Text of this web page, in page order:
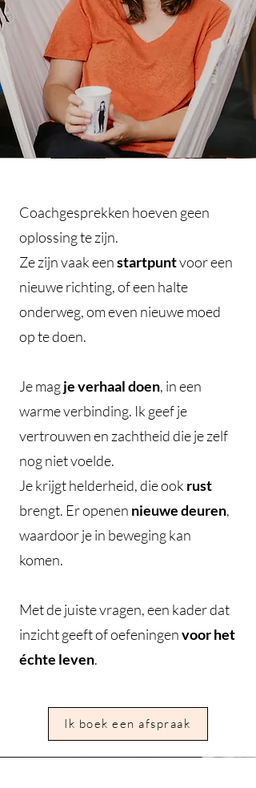
Coachgesprekken hoeven geen
oplossing te zijn.
Ze zijn vaak eenstartpuntvoor een
nieuwe richting, of een halte
onderweg, om even nieuwe moed
op te doen.
Je magje verhaal doen, in een
warme verbinding. Ik geef je
vertrouwen en zachtheid die je zelf
nog niet voelde.
Je krijgt helderheid, die ook rust
brengt. Er openen nieuwe deuren,
waardoor je in beweging kan
komen.
Met de juiste vragen, een kader dat
inzicht geeft of oefeningenvoor het
échte leven.
Ik boek een afspraak